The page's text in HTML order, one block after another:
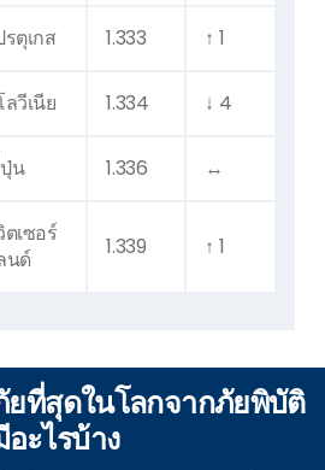
ตุเกส 1.333 ↑ 1
วีเนีย 1.334 ↓ 4
น 1.336 ↔
ตเซอร์
นด์
1.339 ↑ 1
ที่สุดในโลกจากภัยพิบัติ
อะไรบ้าง